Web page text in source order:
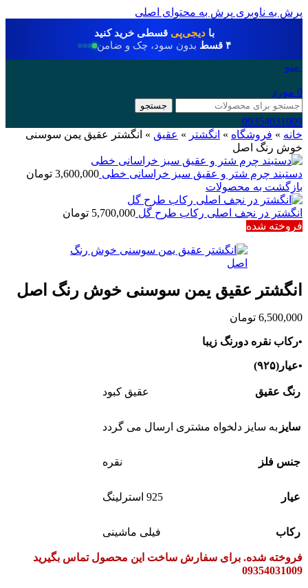
پرش به ناوبری پرش به محتوای اصلی
بادیجی‌پی قسطی خرید کنید
۴ قسط
بدون سود، چک و ضامن
منو
0 مورد
جستجو
09354031009
خانه » فروشگاه » انگشتر » عقیق » انگشتر عقیق یمن سوسنی
خوش رنگ اصل
دستبند چرم شتر و عقیق سبز خراسانی خطی 3,600,000 تومان
بازگشت به محصولات
انگشتر در نجف اصلی رکاب طرح گل 5,700,000 تومان
فروخته شده
انگشتر عقیق یمن سوسنی خوش رنگ اصل
6,500,000 تومان
•رکاب نقره دورنگ زیبا
•عیار(۹۲۵)
رنگ عقیق عقیق کبود
سایز به سایز دلخواه مشتری ارسال می گردد
جنس فلز نقره
عیار 925 استرلینگ
رکاب فیلی ماشینی
فروخته شده. برای سفارش ساخت این محصول تماس بگیرید
09354031009